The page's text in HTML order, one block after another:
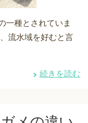
一種とされていま
流水域を好むと言
続きを読む